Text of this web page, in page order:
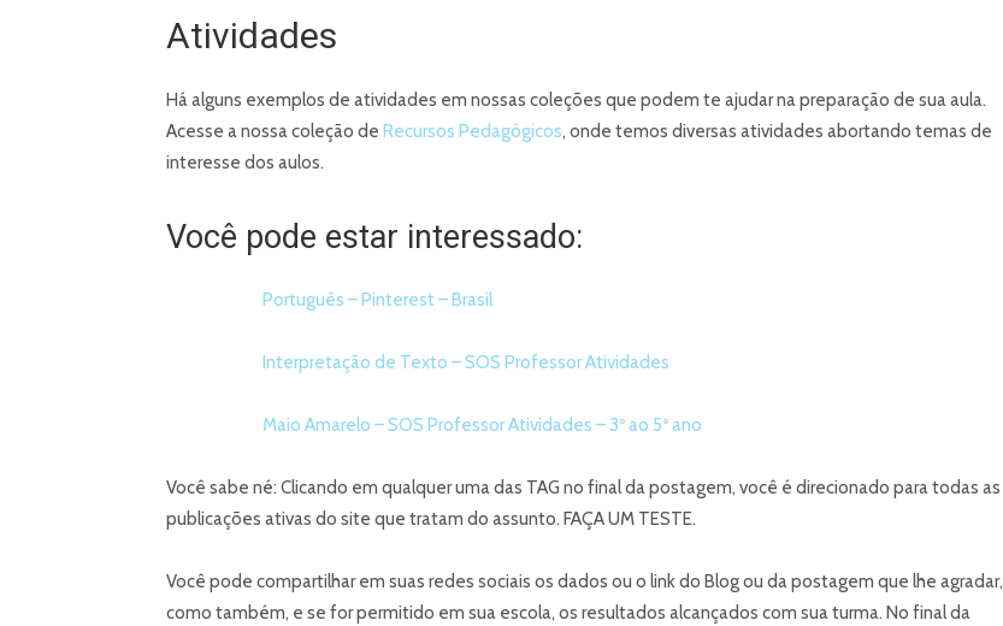
Atividades
Há alguns exemplos de atividades em nossas coleções que podem te ajudar na preparação de sua aula.
Acesse a nossa coleção de Recursos Pedagógicos, onde temos diversas atividades abortando temas de
interesse dos aulos.
Você pode estar interessado:
Português – Pinterest – Brasil
Interpretação de Texto – SOS Professor Atividades
Maio Amarelo – SOS Professor Atividades – 3º ao 5º ano
Você sabe né: Clicando em qualquer uma das TAG no final da postagem, você é direcionado para todas as
publicações ativas do site que tratam do assunto. FAÇA UM TESTE.
Você pode compartilhar em suas redes sociais os dados ou o link do Blog ou da postagem que lhe agradar,
como também, e se for permitido em sua escola, os resultados alcançados com sua turma. No final da